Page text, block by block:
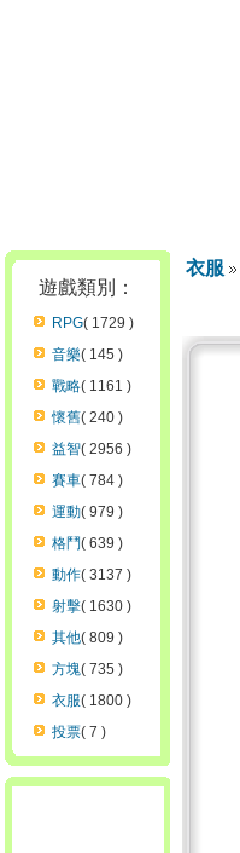
遊戲類別：
RPG( 1729 )
音樂( 145 )
戰略( 1161 )
懷舊( 240 )
益智( 2956 )
賽車( 784 )
運動( 979 )
格鬥( 639 )
動作( 3137 )
射擊( 1630 )
其他( 809 )
方塊( 735 )
衣服( 1800 )
投票( 7 )
衣服